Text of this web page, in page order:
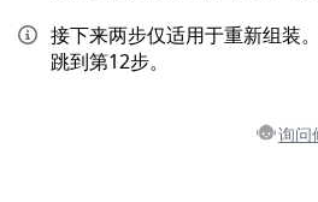
接下来两步仅适用于重新组装
跳到第12步。
询问